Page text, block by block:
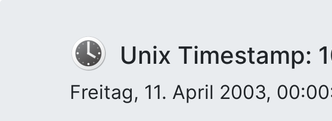
Unix Timestamp:
Freitag, 11. April 2003,